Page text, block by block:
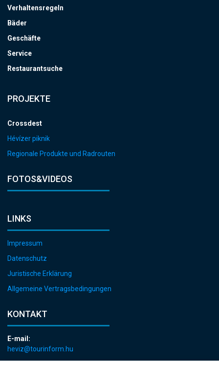
Verhaltensregeln
Bäder
Geschäfte
Service
Restaurantsuche
PROJEKTE
Crossdest
Hévízer piknik
Regionale Produkte und Radrouten
FOTOS&VIDEOS
LINKS
Impressum
Datenschutz
Juristische Erklärung
Allgemeine Vertragsbedingungen
KONTAKT
E-mail:
heviz@tourinform.hu